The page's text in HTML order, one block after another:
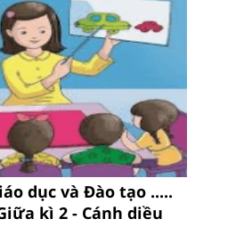
dục và Đào tạo .....
kì 2 - Cánh diều